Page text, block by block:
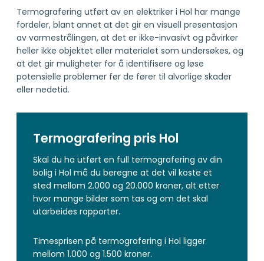
Termografering utført av en elektriker i Hol har mange
fordeler, blant annet at det gir en visuell presentasjon
av varmestrålingen, at det er ikke-invasivt og påvirker
heller ikke objektet eller materialet som undersøkes, og
at det gir muligheter for å identifisere og løse
potensielle problemer før de fører til alvorlige skader
eller nedetid.
Termografering pris Hol
Skal du ha utført en full termografering av din
bolig i Hol må du beregne at det vil koste et
sted mellom 2.000 og 20.000 kroner, alt etter
hvor mange bilder som tas og om det skal
utarbeides rapporter.
Timesprisen på termografering i Hol ligger
mellom 1.000 og 1.500 kroner.